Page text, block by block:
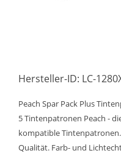
Hersteller-ID: LC-
Peach Spar Pack Plus
5 Tintenpatronen Peach -
kompatible
Qualität. Farb- und